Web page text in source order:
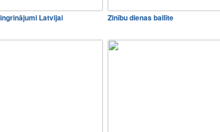
Latvijai Zinību dienas ballīte